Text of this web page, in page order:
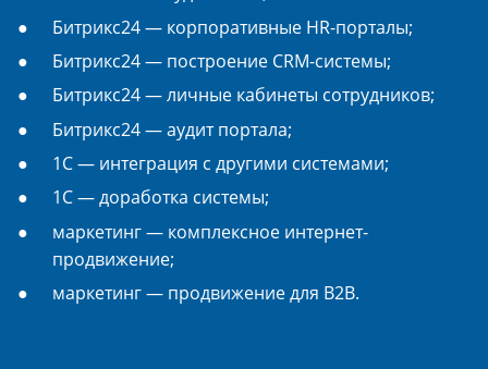
Битрикс24 — корпоративные HR-порталы;
Битрикс24 — построение CRM-системы;
Битрикс24 — личные кабинеты сотрудников;
Битрикс24 — аудит портала;
1С — интеграция с другими системами;
1С — доработка системы;
маркетинг — комплексное интернет-
продвижение;
маркетинг — продвижение для B2B.